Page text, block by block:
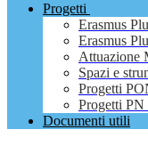
Progetti
Erasmus
Erasmus
Attuazione
Spazi e
Progetti
Progetti
Documenti utili